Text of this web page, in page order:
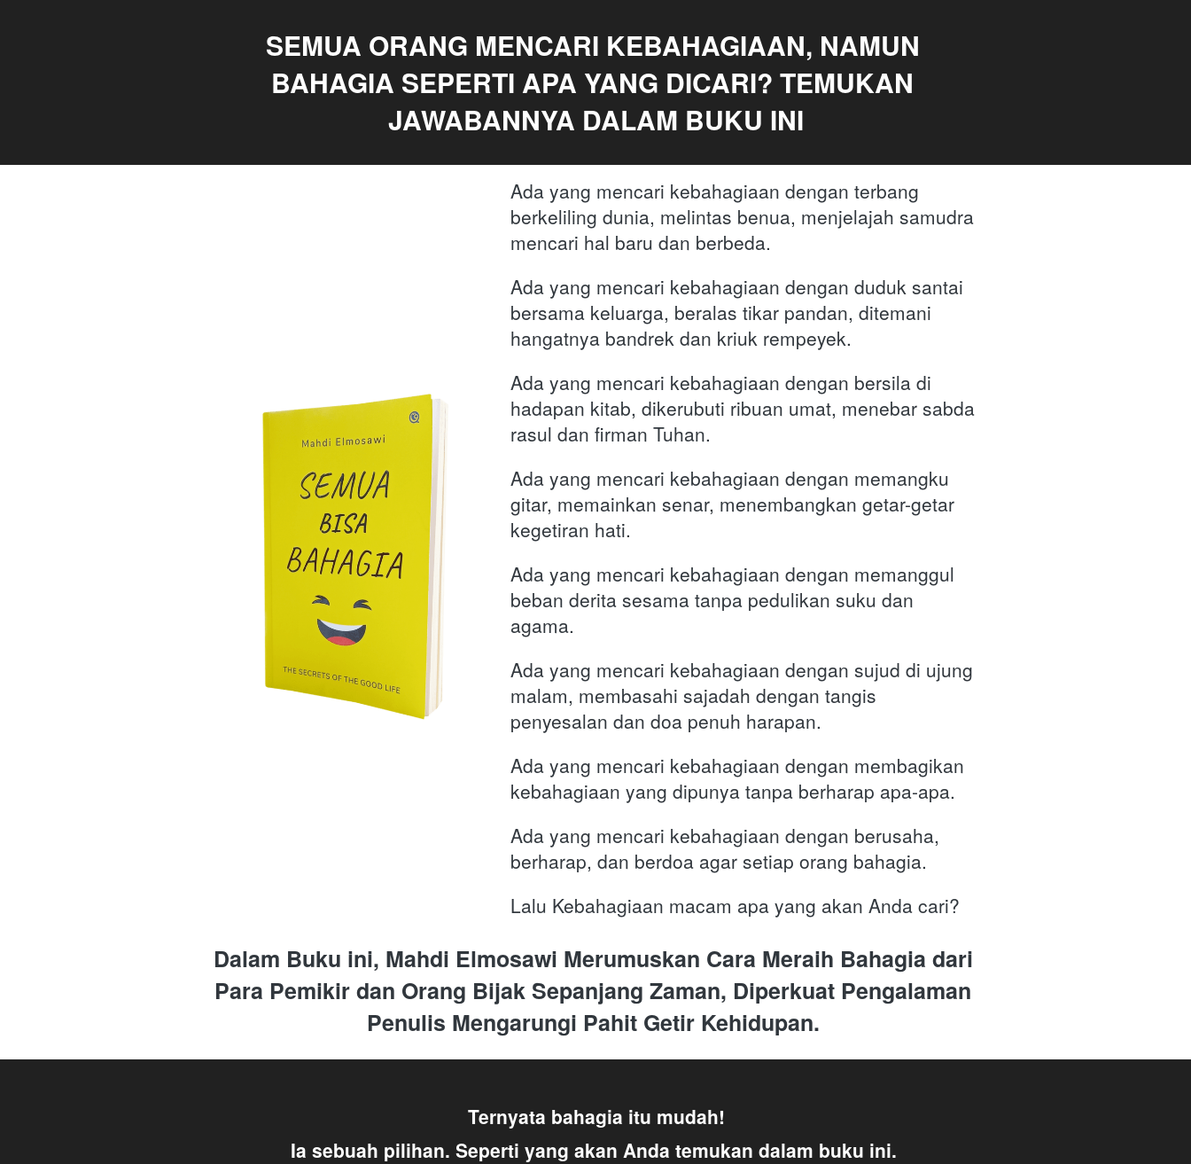
SEMUA ORANG MENCARI KEBAHAGIAAN, NAMUN
BAHAGIA SEPERTI APA YANG DICARI? TEMUKAN
JAWABANNYA DALAM BUKU INI
Ada yang mencari kebahagiaan dengan terbang
berkeliling dunia, melintas benua, menjelajah samudra
mencari hal baru dan berbeda.
Ada yang mencari kebahagiaan dengan duduk santai
bersama keluarga, beralas tikar pandan, ditemani
hangatnya bandrek dan kriuk rempeyek.
Ada yang mencari kebahagiaan dengan bersila di
hadapan kitab, dikerubuti ribuan umat, menebar sabda
rasul dan firman Tuhan.
Ada yang mencari kebahagiaan dengan memangku
gitar, memainkan senar, menembangkan getar-getar
kegetiran hati.
Ada yang mencari kebahagiaan dengan memanggul
beban derita sesama tanpa pedulikan suku dan
agama.
Ada yang mencari kebahagiaan dengan sujud di ujung
malam, membasahi sajadah dengan tangis
penyesalan dan doa penuh harapan.
Ada yang mencari kebahagiaan dengan membagikan
kebahagiaan yang dipunya tanpa berharap apa-apa.
Ada yang mencari kebahagiaan dengan berusaha,
berharap, dan berdoa agar setiap orang bahagia.
Lalu Kebahagiaan macam apa yang akan Anda cari?
Dalam Buku ini, Mahdi Elmosawi Merumuskan Cara Meraih Bahagia dari
Para Pemikir dan Orang Bijak Sepanjang Zaman, Diperkuat Pengalaman
Penulis Mengarungi Pahit Getir Kehidupan.
Ternyata bahagia itu mudah!
Ia sebuah pilihan. Seperti yang akan Anda temukan dalam buku ini.